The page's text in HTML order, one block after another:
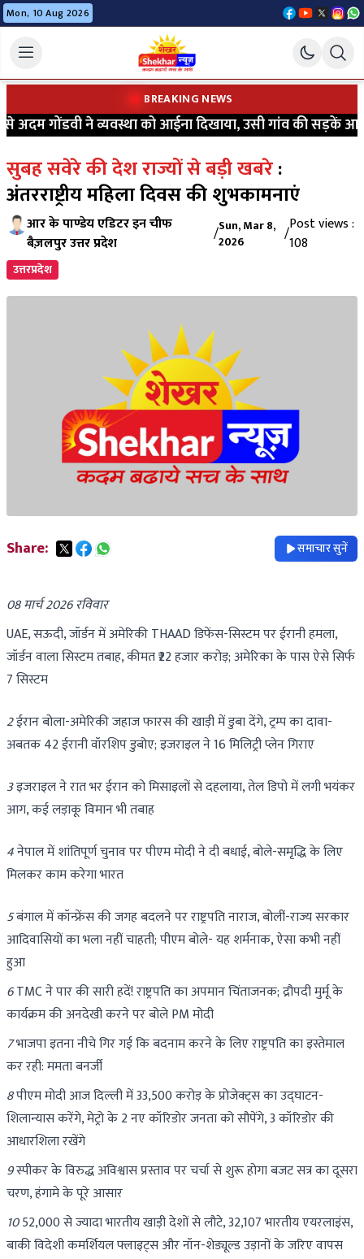
Mon, 10 Aug 2026
BREAKING NEWS
गोंडवी ने व्यवस्था को आईना दिखाया, उसी गांव की सड़कें आज
सुबह सवेरे की देश राज्यों से बड़ी खबरे:
अंतरराष्ट्रीय महिला दिवस की शुभकामनाएं
आर के पाण्डेय एडिटर इन चीफ
बैज़लपुर उत्तर प्रदेश
/Sun, Mar 8,
2026
/Post views :
108
उत्तरप्रदेश
Share: समाचार सुनें
08 मार्च 2026 रविवार
UAE, सऊदी, जॉर्डन में अमेरिकी THAAD डिफेंस-सिस्टम पर ईरानी हमला,
जॉर्डन वाला सिस्टम तबाह, कीमत ₹22 हजार करोड़; अमेरिका के पास ऐसे सिर्फ
7 सिस्टम
2ईरान बोला-अमेरिकी जहाज फारस की खाड़ी में डुबा देंगे, ट्रम्प का दावा-
अबतक 42 ईरानी वॉरशिप डुबोए; इजराइल ने 16 मिलिट्री प्लेन गिराए
3इजराइल ने रात भर ईरान को मिसाइलों से दहलाया, तेल डिपो में लगी भयंकर
आग, कई लड़ाकू विमान भी तबाह
4नेपाल में शांतिपूर्ण चुनाव पर पीएम मोदी ने दी बधाई, बोले-समृद्धि के लिए
मिलकर काम करेगा भारत
5बंगाल में कॉन्फ्रेंस की जगह बदलने पर राष्ट्रपति नाराज, बोलीं-राज्य सरकार
आदिवासियों का भला नहीं चाहती; पीएम बोले- यह शर्मनाक, ऐसा कभी नहीं
हुआ
6TMC ने पार की सारी हदें! राष्ट्रपति का अपमान चिंताजनक; द्रौपदी मुर्मू के
कार्यक्रम की अनदेखी करने पर बोले PM मोदी
7भाजपा इतना नीचे गिर गई कि बदनाम करने के लिए राष्ट्रपति का इस्तेमाल
कर रही: ममता बनर्जी
8पीएम मोदी आज दिल्ली में 33,500 करोड़ के प्रोजेक्ट्स का उद्घाटन-
शिलान्यास करेंगे, मेट्रो के 2 नए कॉरिडोर जनता को सौपेंगे, 3 कॉरिडोर की
आधारशिला रखेंगे
9स्पीकर के विरुद्ध अविश्वास प्रस्ताव पर चर्चा से शुरू होगा बजट सत्र का दूसरा
चरण, हंगामे के पूरे आसार
1052,000 से ज्यादा भारतीय खाड़ी देशों से लौटे, 32,107 भारतीय एयरलाइंस,
बाकी विदेशी कमर्शियल फ्लाइट्स और नॉन-शेड्यूल्ड उड़ानों के जरिए वापस